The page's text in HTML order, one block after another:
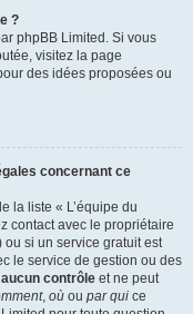
?
phpBB Limited. Si vous
visitez la page
des idées proposées ou
concernant ce
la liste « L’équipe du
contact avec le propriétaire
ou si un service gratuit est
le service de gestion ou des
contrôle et ne peut
, où ou par qui ce